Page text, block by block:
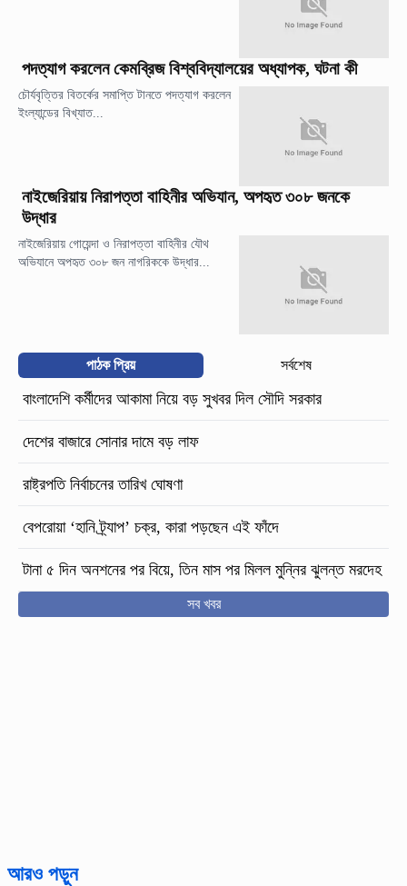
পদত্যাগ করলেন কেমব্রিজ বিশ্ববিদ্যালয়ের অধ্যাপক, ঘটনা কী
চৌর্যবৃত্তির বিতর্কের সমাপ্তি টানতে পদত্যাগ করলেন
ইংল্যান্ডের বিখ্যাত...
নাইজেরিয়ায় নিরাপত্তা বাহিনীর অভিযান, অপহৃত ৩০৮ জনকে
উদ্ধার
নাইজেরিয়ায় গোয়েন্দা ও নিরাপত্তা বাহিনীর যৌথ
অভিযানে অপহৃত ৩০৮ জন নাগরিককে উদ্ধার...
পাঠক প্রিয় সর্বশেষ
বাংলাদেশি কর্মীদের আকামা নিয়ে বড় সুখবর দিল সৌদি সরকার
দেশের বাজারে সোনার দামে বড় লাফ
রাষ্ট্রপতি নির্বাচনের তারিখ ঘোষণা
বেপরোয়া ‘হানি ট্র্যাপ’ চক্র, কারা পড়ছেন এই ফাঁদে
টানা ৫ দিন অনশনের পর বিয়ে, তিন মাস পর মিলল মুন্নির ঝুলন্ত মরদেহ
সব খবর
আরও পড়ুন